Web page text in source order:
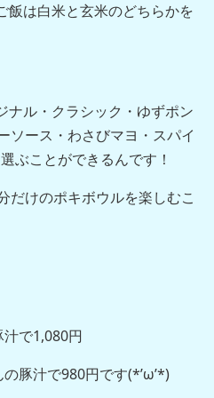
飯は白米と玄米のどちらかを
ナル・クラシック・ゆずポン
ソース・わさびマヨ・スパイ
ぶことができるんです！
だけのポキボウルを楽しむこ
で1,080円
豚汁で980円です(*’ω’*)